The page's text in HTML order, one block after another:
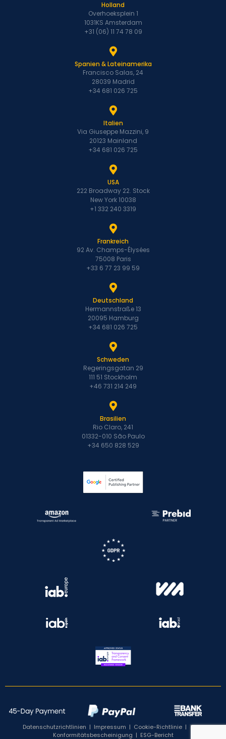
Holland
Overhoeksplein 1
1031KS Amsterdam
+31 (06) 11 74 78 09
Spanien & Lateinamerika
Francisco Salas, 24
28039 Madrid
+34 681 026 725
Italien
Via Giuseppe Mazzini, 9
20123 Mainland
+34 681 026 725
USA
222 Broadway 22. Stock
New York 10038
+1 332 240 3319
Frankreich
92 Av. Champs-Élysées
75008 Paris
+33 6 77 23 99 59
Deutschland
Hermannstraße 13
20095 Hamburg
+34 681 026 725
Schweden
Regeringsgatan 29
111 51 Stockholm
+46 731 214 249
Brasilien
Rio Claro, 241
01332-010 São Paulo
+34 650 828 529
Datenschutzrichtlinien | Impressum | Cookie-Richtlinie | TCF-
Konformitätsbescheinigung | ESG-Bericht